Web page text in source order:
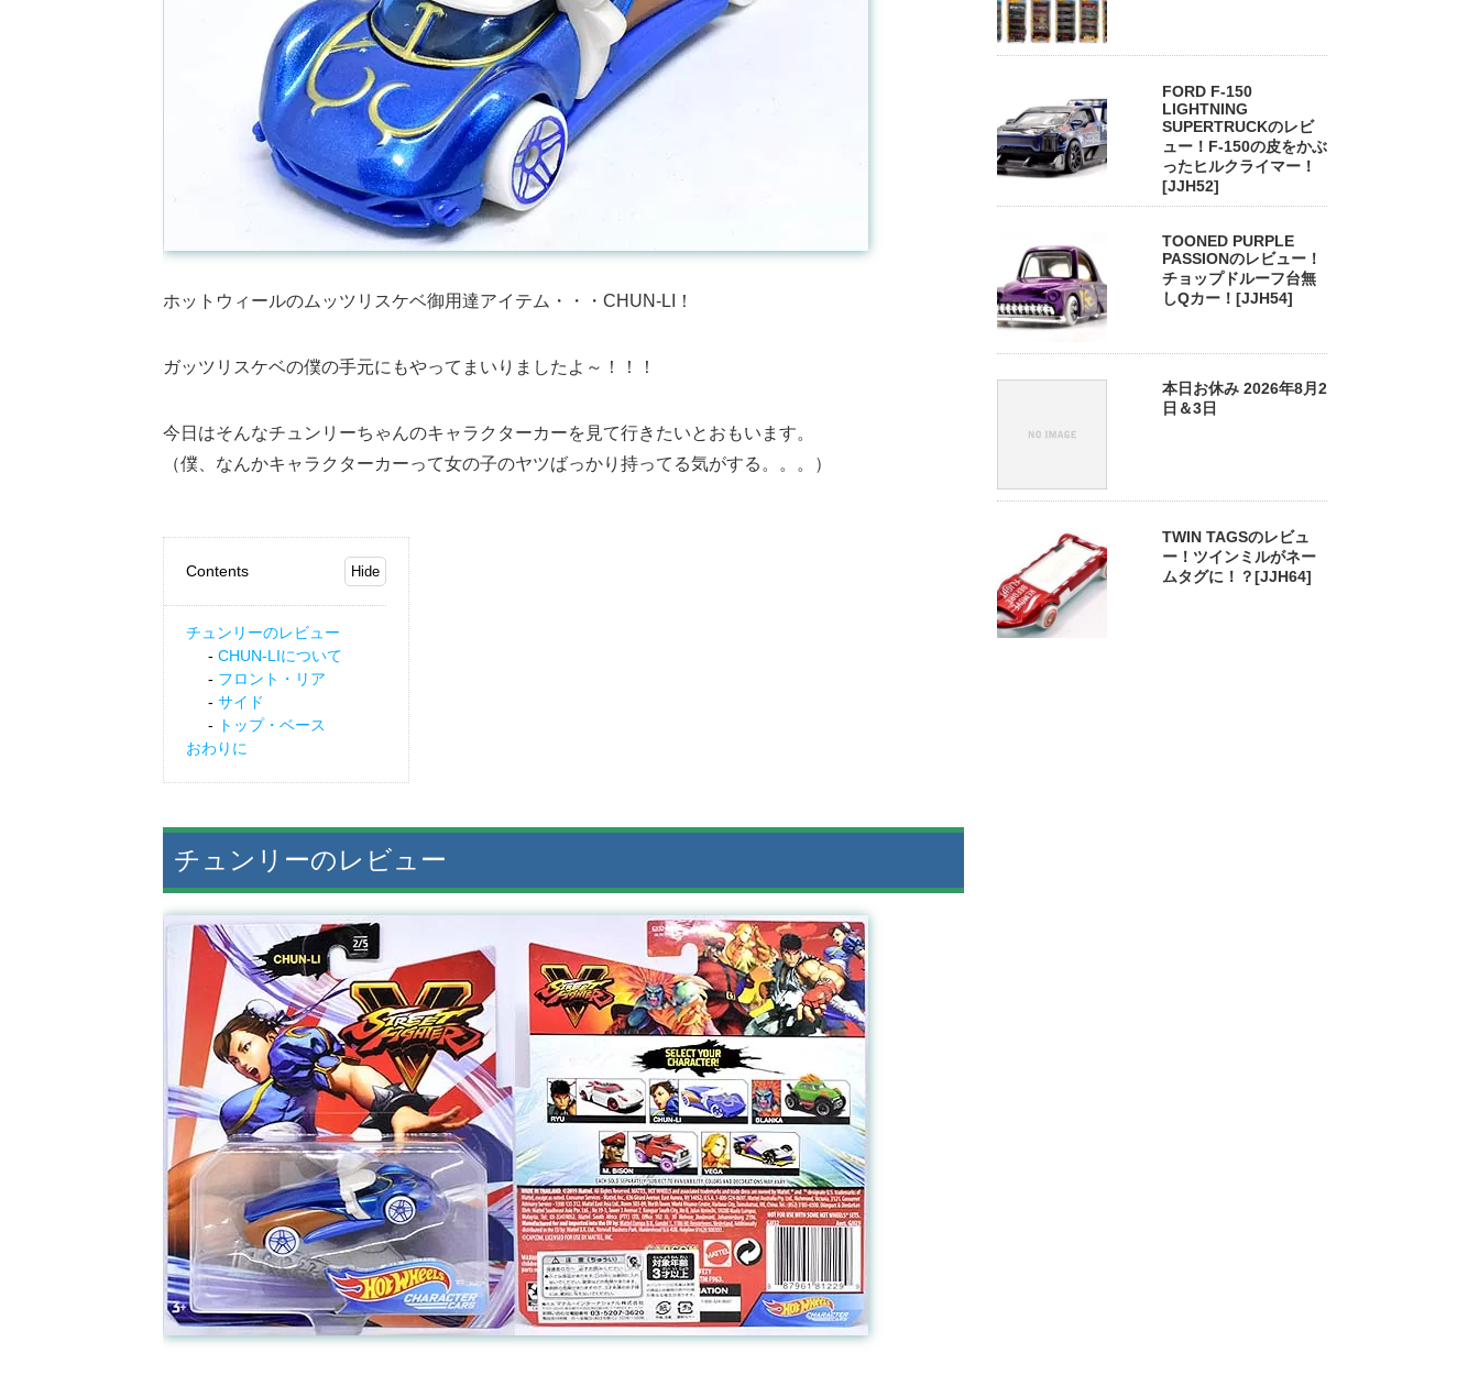
ホットウィールのムッツリスケベ御用達アイテム・・・CHUN-LI！
ガッツリスケベの僕の手元にもやってまいりましたよ～！！！
今日はそんなチュンリーちゃんのキャラクターカーを見て行きたいとおもいます。
（僕、なんかキャラクターカーって女の子のヤツばっかり持ってる気がする。。。）
Contents
チュンリーのレビュー
CHUN-LIについて
フロント・リア
サイド
トップ・ベース
おわりに
チュンリーのレビュー
FORD F-150
LIGHTNING
SUPERTRUCKのレビ
ュー！F-150の皮をかぶ
ったヒルクライマー！
[JJH52]
TOONED PURPLE
PASSIONのレビュー！
チョップドルーフ台無
しQカー！[JJH54]
本日お休み 2026年8月2
日＆3日
TWIN TAGSのレビュ
ー！ツインミルがネー
ムタグに！？[JJH64]